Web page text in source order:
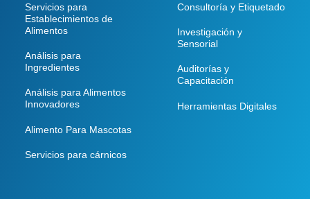
Servicios para
Establecimientos de
Alimentos
Análisis para
Ingredientes
Análisis para Alimentos
Innovadores
Alimento Para Mascotas
Servicios para cárnicos
Consultoría y Etiquetado
Investigación y
Sensorial
Auditorías y
Capacitación
Herramientas Digitales